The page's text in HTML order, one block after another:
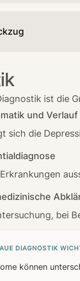
ist die
und Verlauf
sich die
bei
DIAGNOSTIK
können